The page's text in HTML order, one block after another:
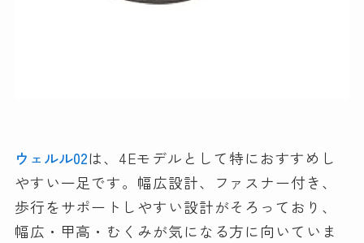
ウェルル02は、4Eモデルとして特におすすめし
やすい一足です。幅広設計、ファスナー付き、
歩行をサポートしやすい設計がそろっており、
幅広・甲高・むくみが気になる方に向いていま